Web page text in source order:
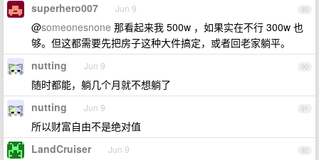
89
superhero007 Jun 9
@someonesnone 那看起来我 500w ，如果实在不行 300w 也
够。但这都需要先把房子这种大件搞定，或者回老家躺平。
90
nutting Jun 9
随时都能，躺几个月就不想躺了
91
nutting Jun 9
所以财富自由不是绝对值
92
LandCruiser Jun 9